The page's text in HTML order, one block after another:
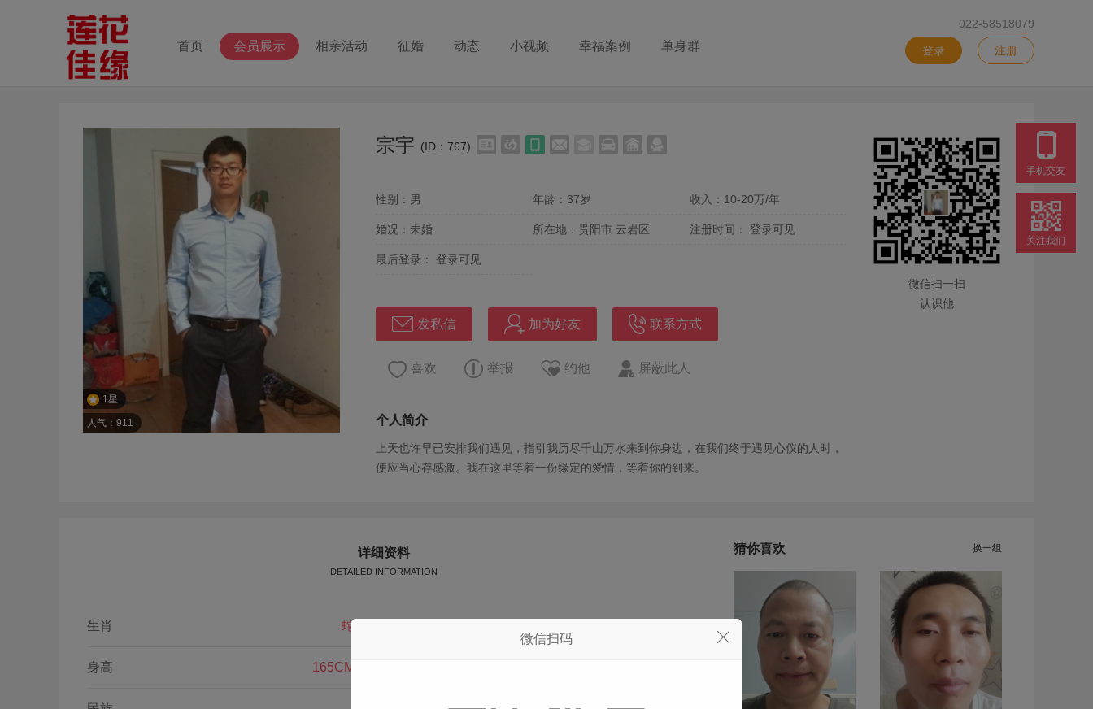
首页 会员展示 相亲活动 征婚 动态 小视频 幸福案例 单身群
022-58518079
登录 注册
1星
人气：911
微信扫一扫
认识他
宗宇 (ID：767)
性别：男 年龄：37岁 收入：10-20万/年
婚况：未婚 所在地：贵阳市 云岩区 注册时间：登录可见
最后登录： 登录可见
发私信 加为好友 联系方式
喜欢 举报 约他 屏蔽此人
个人简介
上天也许早已安排我们遇见，指引我历尽千山万水来到你身边，在我们终于遇见心仪的人时，
便应当心存感激。我在这里等着一份缘定的爱情，等着你的到来。
详细资料
DETAILED INFORMATION
生肖 蛇
身高 165CM
猜你喜欢 换一组
手机交友
关注我们
微信扫码